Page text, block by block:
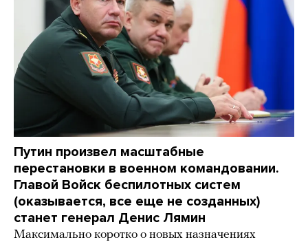
Путин произвел масштабные
перестановки в военном командовании.
Главой Войск беспилотных систем
(оказывается, все еще не созданных)
станет генерал Денис Лямин
Максимально коротко о новых назначениях